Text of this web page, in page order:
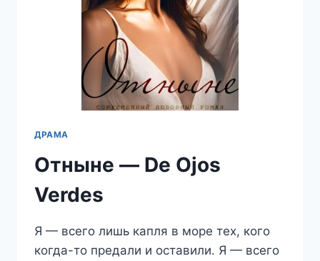
ДРАМА
Отныне — De Ojos
Verdes
Я — всего лишь капля в море тех, кого
когда-то предали и оставили. Я — всего